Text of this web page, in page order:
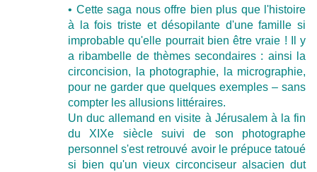
• Cette saga nous offre bien plus que l'histoire
à la fois triste et désopilante d'une famille si
improbable qu'elle pourrait bien être vraie ! Il y
a ribambelle de thèmes secondaires : ainsi la
circoncision, la photographie, la micrographie,
pour ne garder que quelques exemples – sans
compter les allusions littéraires.
Un duc allemand en visite à Jérusalem à la fin
du XIXe siècle suivi de son photographe
personnel s'est retrouvé avoir le prépuce tatoué
si bien qu'un vieux circonciseur alsacien dut